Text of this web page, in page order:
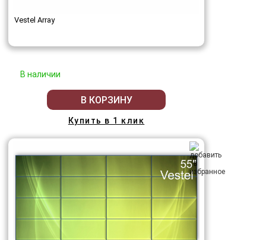
Vestel Array
В наличии
В КОРЗИНУ
Купить в 1 клик